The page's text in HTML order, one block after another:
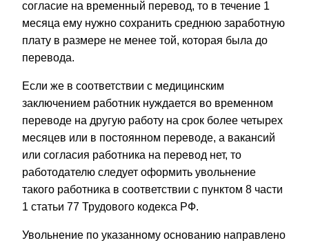
согласие на временный перевод, то в течение 1
месяца ему нужно сохранить среднюю заработную
плату в размере не менее той, которая была до
перевода.
Если же в соответствии с медицинским
заключением работник нуждается во временном
переводе на другую работу на срок более четырех
месяцев или в постоянном переводе, а вакансий
или согласия работника на перевод нет, то
работодателю следует оформить увольнение
такого работника в соответствии с пунктом 8 части
1 статьи 77 Трудового кодекса РФ.
Увольнение по указанному основанию направлено